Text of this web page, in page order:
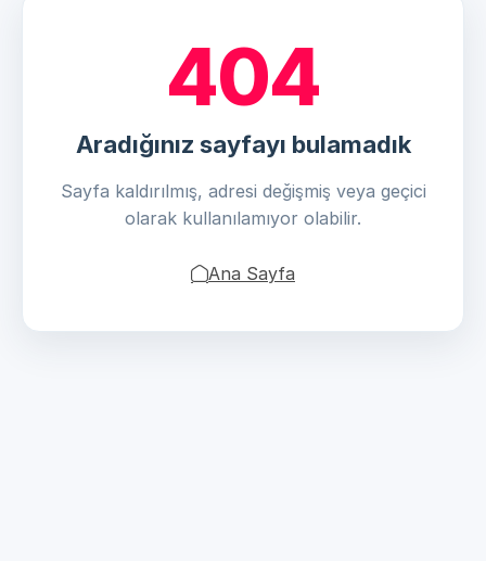
404
Aradığınız sayfayı bulamadık
Sayfa kaldırılmış, adresi değişmiş veya geçici
olarak kullanılamıyor olabilir.
Ana Sayfa